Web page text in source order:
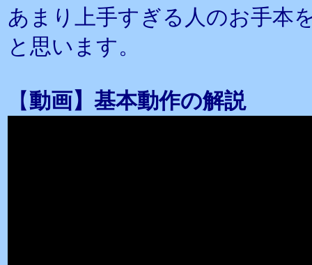
あまり上手すぎる人のお手本
と思います。
【動画】基本動作の解説